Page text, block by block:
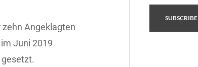
Angeklagten
Juni 2019